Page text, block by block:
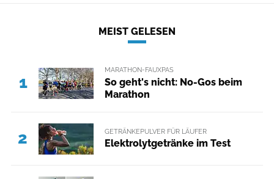
MEIST GELESEN
1
MARATHON-FAUXPAS
So geht's nicht: No-Gos beim
Marathon
2 GETRÄNKEPULVER FÜR LÄUFER
Elektrolytgetränke im Test